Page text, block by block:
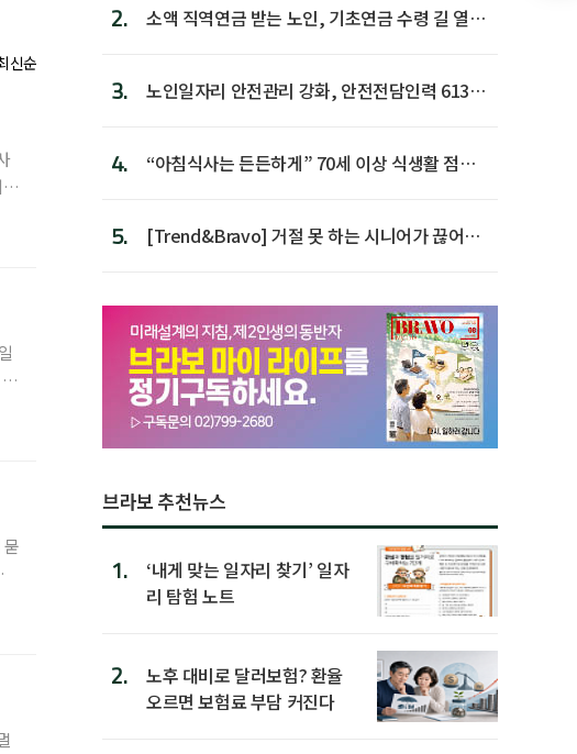
신순
묻
2.
소액 직역연금 받는 노인, 기초연금 수령 길 열린
3.
노인일자리 안전관리 강화, 안전전담인력 613명
4.
“아침식사는 든든하게” 70세 이상 식생활 점수
5.
[Trend&Bravo] 거절 못 하는 시니어가 끊어야
브라보 추천뉴스
1.
‘내게 맞는 일자리 찾기’ 일자
리 탐험 노트
2.
노후 대비로 달러보험? 환율
오르면 보험료 부담 커진다